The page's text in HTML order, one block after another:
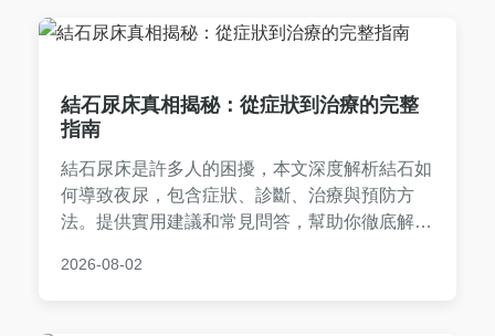
結石尿床真相揭秘：從症狀到治療的完整
指南
結石尿床是許多人的困擾，本文深度解析結石如
何導致夜尿，包含症狀、診斷、治療與預防方
法。提供實用建議和常見問答，幫助你徹底解決
區，適合所有年齡層閱讀。
2026-08-02